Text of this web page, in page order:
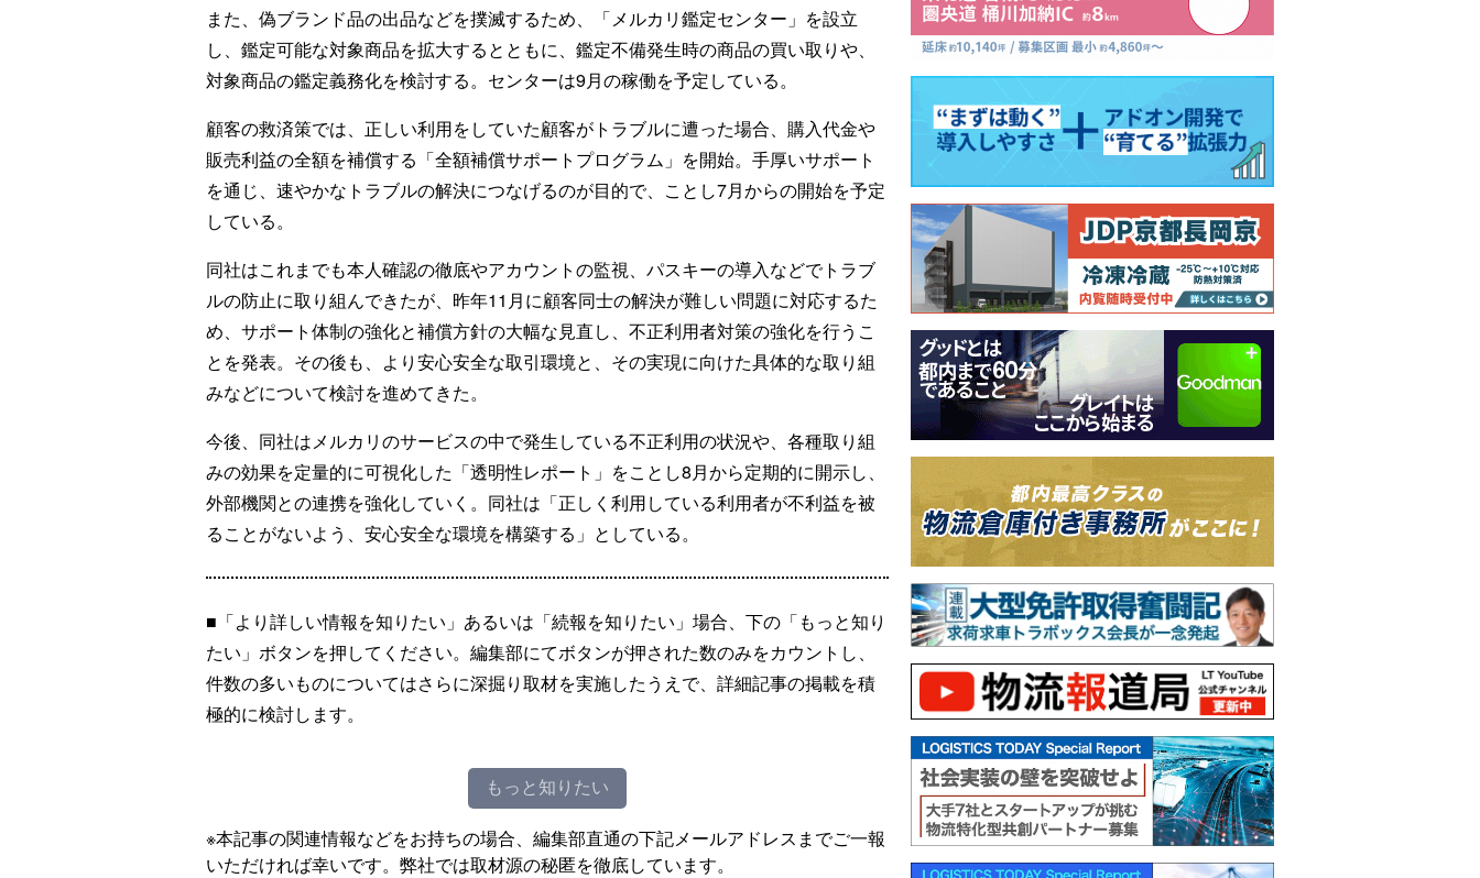
また、偽ブランド品の出品などを撲滅するため、「メルカリ鑑定センター」を設立
し、鑑定可能な対象商品を拡大するとともに、鑑定不備発生時の商品の買い取りや、
対象商品の鑑定義務化を検討する。センターは9月の稼働を予定している。
顧客の救済策では、正しい利用をしていた顧客がトラブルに遭った場合、購入代金や
販売利益の全額を補償する「全額補償サポートプログラム」を開始。手厚いサポート
を通じ、速やかなトラブルの解決につなげるのが目的で、ことし7月からの開始を予定
している。
同社はこれまでも本人確認の徹底やアカウントの監視、パスキーの導入などでトラブ
ルの防止に取り組んできたが、昨年11月に顧客同士の解決が難しい問題に対応するた
め、サポート体制の強化と補償方針の大幅な見直し、不正利用者対策の強化を行うこ
とを発表。その後も、より安心安全な取引環境と、その実現に向けた具体的な取り組
みなどについて検討を進めてきた。
今後、同社はメルカリのサービスの中で発生している不正利用の状況や、各種取り組
みの効果を定量的に可視化した「透明性レポート」をことし8月から定期的に開示し、
外部機関との連携を強化していく。同社は「正しく利用している利用者が不利益を被
ることがないよう、安心安全な環境を構築する」としている。
■「より詳しい情報を知りたい」あるいは「続報を知りたい」場合、下の「もっと知り
たい」ボタンを押してください。編集部にてボタンが押された数のみをカウントし、
件数の多いものについてはさらに深掘り取材を実施したうえで、詳細記事の掲載を積
極的に検討します。
もっと知りたい
※本記事の関連情報などをお持ちの場合、編集部直通の下記メールアドレスまでご一報
いただければ幸いです。弊社では取材源の秘匿を徹底しています。